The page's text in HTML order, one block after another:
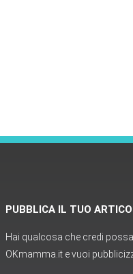
PUBBLICA IL TUO
Hai qualcosa che credi
OKmamma.it e vuoi